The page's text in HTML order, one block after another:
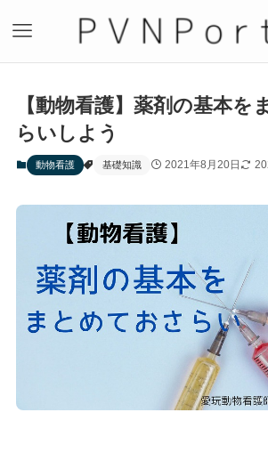
【動物看護】薬剤の基本を
らいしよう
動物看護 基礎知識 2021年8月20日